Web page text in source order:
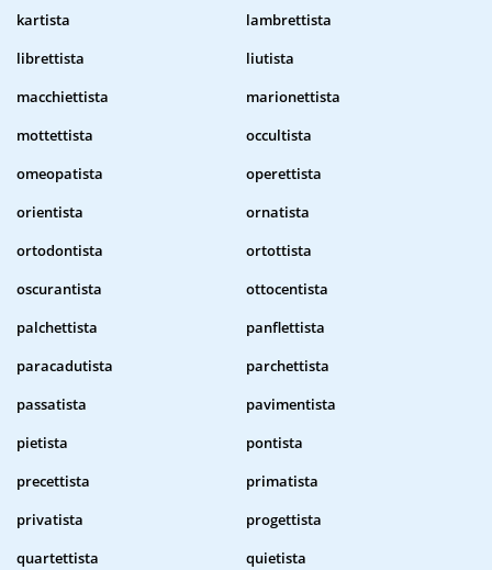
kartista
lambrettista
librettista
liutista
macchiettista
marionettista
mottettista
occultista
omeopatista
operettista
orientista
ornatista
ortodontista
ortottista
oscurantista
ottocentista
palchettista
panflettista
paracadutista
parchettista
passatista
pavimentista
pietista
pontista
precettista
primatista
privatista
progettista
quartettista
quietista